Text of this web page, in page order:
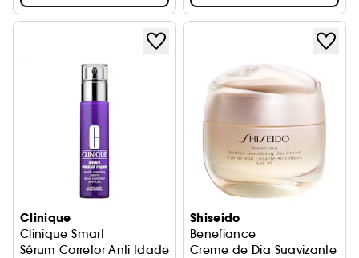
Clinique
Clinique Smart
Sérum Corretor Anti Idade
Shiseido
Benefiance
Creme de Dia Suavizante